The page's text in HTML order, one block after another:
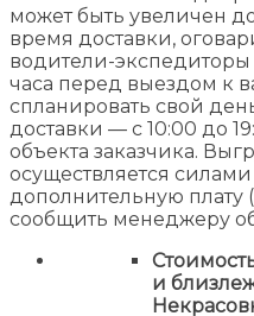
может быть увеличен
время доставки,
водители-экспедиторы
часа перед выездом к
спланировать свой
доставки — с 10:00 до
объекта заказчика.
осуществляется силами
дополнительную плату
сообщить менеджеру
и